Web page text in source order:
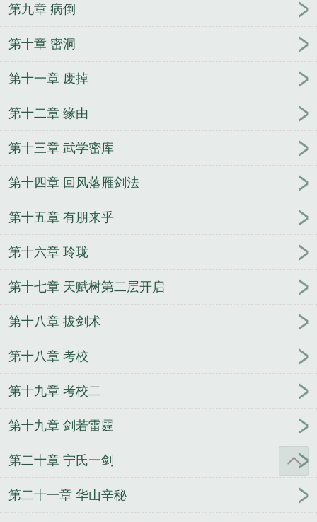
第九章 病倒
第十章 密洞
第十一章 废掉
第十二章 缘由
第十三章 武学密库
第十四章 回风落雁剑法
第十五章 有朋来乎
第十六章 玲珑
第十七章 天赋树第二层开启
第十八章 拔剑术
第十八章 考校
第十九章 考校二
第十九章 剑若雷霆
第二十章 宁氏一剑
第二十一章 华山辛秘